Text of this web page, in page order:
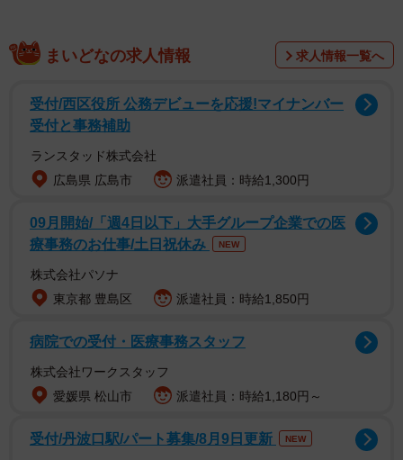
実は、Aさんが住む家の隣にも、同じような平屋が建ってい
め、解体されることになっていました。Aさんも事前にその
話は聞いていましたが、「解体は長期出張中だから騒音は
気にしなくていいだろう」と軽く考えていただけでした。
まさかこんなことになるとは思ってもいませんでした。
自分の家が一部解体されてしまったのですから、当然、損
害の補償を求める必要があります。では、その損害額はど
のように査定されるのでしょうか。実際に誤って解体され
定の立山壮平さんに話を聞きました。
まいどなの求人情報 求人情報一覧へ
受付/西区役所 公務デビューを応援!マイナンバー
受付と事務補助
ランスタッド株式会社
広島県 広島市
派遣社員：時給1,300円
09月開始/「週4日以下」大手グループ企業での医
療事務のお仕事/土日祝休み
NEW
株式会社パソナ
東京都 豊島区
派遣社員：時給1,850円
病院での受付・医療事務スタッフ
株式会社ワークスタッフ
愛媛県 松山市
派遣社員：時給1,180円～
受付/丹波口駅/パート募集/8月9日更新 NEW